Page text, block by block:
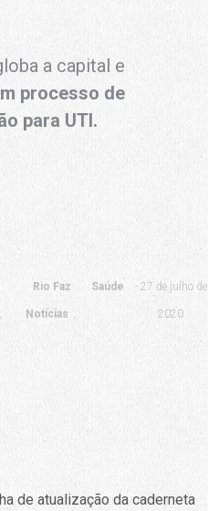
a capital e
processo de
para UTI.
Rio Faz
Notícias
Saúde 27 de julho de
2020
de atualização da caderneta